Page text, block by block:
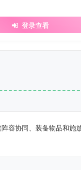
登录查看
容协同、装备物品和施